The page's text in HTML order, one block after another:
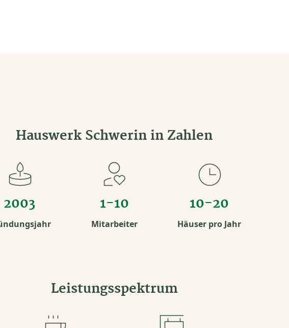
Hauswerk Schwerin in Zahlen
2003 1-10
Mitarbeiter
10-20
Häuser pro Jahr
Leistungsspektrum